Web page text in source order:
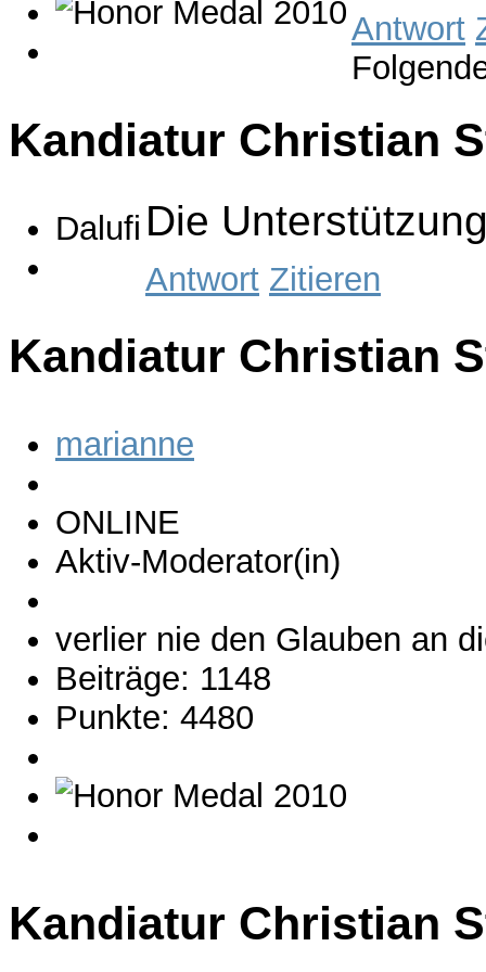
Antwort
Kandiatur Christian
Dalufi Die
Antwort Zitieren
Kandiatur Christian
marianne
ONLINE
Aktiv-Moderator(in)
verlier nie den Glauben an
Beiträge: 1148
Punkte: 4480
Kandiatur Christian